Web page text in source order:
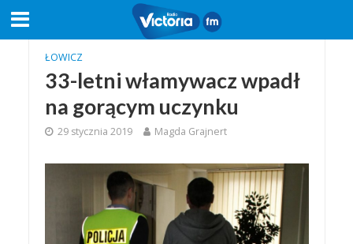
ŁOWICZ
33-letni włamywacz wpadł
na gorącym uczynku
29 stycznia 2019 Magda Grajnert